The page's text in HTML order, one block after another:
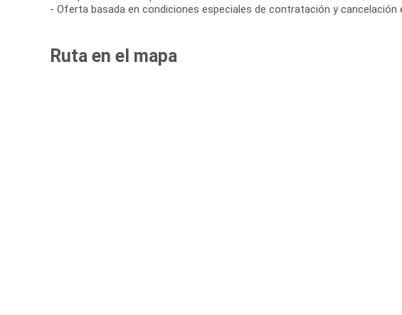
- Oferta basada en condiciones especiales de contratación y
Ruta en el mapa